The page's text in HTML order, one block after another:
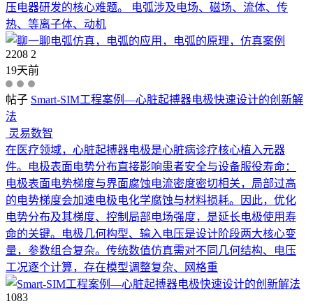
压电器研发的核心难题。 电弧涉及电场、磁场、流体、传
热、等离子体、动机
2208 2
19天前
帖子 Smart-SIM工程案例—心脏起搏器电极快速设计的创新解
法
灵易数智
在医疗领域，心脏起搏器电极是心脏病诊疗核心植入元器
件。电极表面电势分布直接影响患者安全与设备服役寿命：
电极表面电势梯度与界面腐蚀电流密度密切相关，局部过高
的电势梯度会加速电极电化学腐蚀与材料损耗。因此，优化
电势分布及其梯度、控制局部电场强度，是延长电极使用寿
命的关键。电极几何构型、输入电压是设计阶段两大核心变
量，参数组合复杂。传统数值仿真需对不同几何结构、电压
工况逐个计算，存在模型调整复杂、网格重
1083